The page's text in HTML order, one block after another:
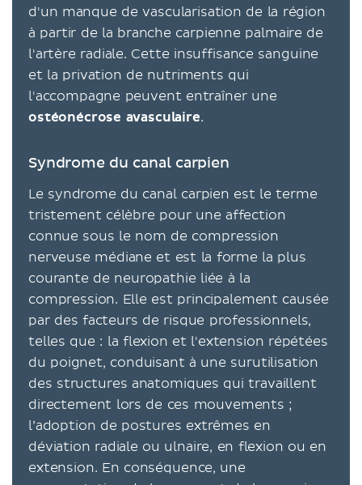
d'un manque de vascularisation de la région
à partir de la branche carpienne palmaire de
l'artère radiale. Cette insuffisance sanguine
et la privation de nutriments qui
l'accompagne peuvent entraîner une
ostéonécrose avasculaire.
Syndrome du canal carpien
Le syndrome du canal carpien est le terme
tristement célèbre pour une affection
connue sous le nom de compression
nerveuse médiane et est la forme la plus
courante de neuropathie liée à la
compression. Elle est principalement causée
par des facteurs de risque professionnels,
telles que : la flexion et l'extension répétées
du poignet, conduisant à une surutilisation
des structures anatomiques qui travaillent
directement lors de ces mouvements ;
l’adoption de postures extrêmes en
déviation radiale ou ulnaire, en flexion ou en
extension. En conséquence, une